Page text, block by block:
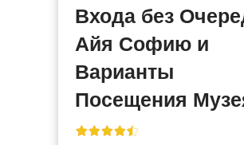
Входа без
Айя Софию и
Варианты
Посещения